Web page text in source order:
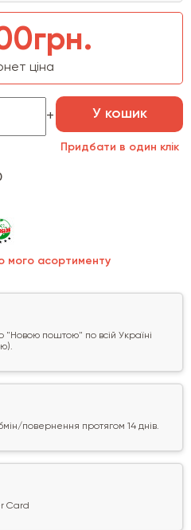
ціна
У кошик
Придбати в один клік
мого асортименту
"Новою поштою" по всій Україні
повернення протягом 14 днів.
Card